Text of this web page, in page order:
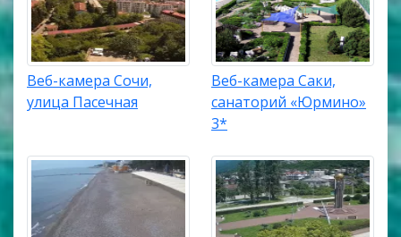
Веб-камера Сочи,
улица Пасечная
Веб-камера Саки,
санаторий «Юрмино»
3*